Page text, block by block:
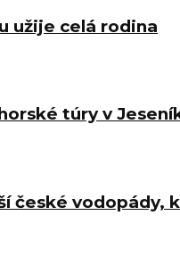
užije celá rodina
túry v
české vodopády,